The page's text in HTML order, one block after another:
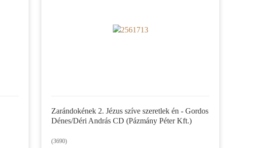
Zarándokének 2. Jézus szíve szeretlek én - Gordos
Dénes/Déri András CD (Pázmány Péter Kft.)
(3690)